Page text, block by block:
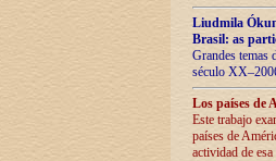
Liudmila
Brasil: as
Grandes temas
século
Los países de
Este trabajo
países de
actividad de